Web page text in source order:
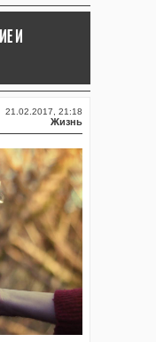
И
21.02.2017, 21:18
Жизнь